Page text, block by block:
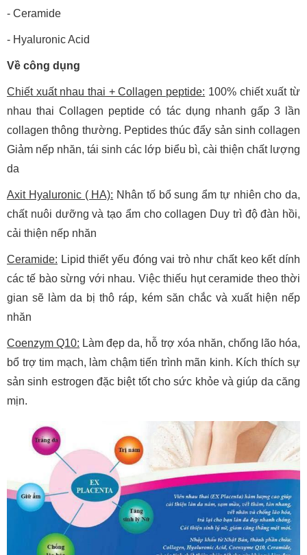
- Ceramide
- Hyaluronic Acid
Về công dụng
Chiết xuất nhau thai + Collagen peptide: 100% chiết xuất từ
nhau thai Collagen peptide có tác dụng nhanh gấp 3 lần
collagen thông thường. Peptides thúc đẩy sản sinh collagen
Giảm nếp nhăn, tái sinh các lớp biểu bì, cài thiện chất lượng
da
Axit Hyaluronic ( HA): Nhân tố bổ sung ẩm tự nhiên cho da,
chất nuôi dưỡng và tạo ẩm cho collagen Duy trì độ đàn hồi,
cải thiện nếp nhăn
Ceramide: Lipid thiết yếu đóng vai trò như chất keo kết dính
các tế bào sừng với nhau. Việc thiếu hụt ceramide theo thời
gian sẽ làm da bị thô ráp, kém săn chắc và xuất hiện nếp
nhăn
Coenzym Q10: Làm đẹp da, hỗ trợ xóa nhăn, chống lão hóa,
bổ trợ tim mạch, làm chậm tiến trình mãn kinh. Kích thích sự
sản sinh estrogen đặc biệt tốt cho sức khỏe và giúp da căng
mịn.